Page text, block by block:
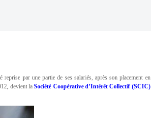
reprise par une partie de ses salariés, après son placement en
devient laSociété Coopérative d’Intérêt Collectif (SCIC)